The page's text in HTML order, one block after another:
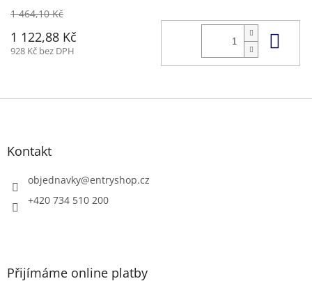
1 464,10 Kč
1 122,88 Kč
928 Kč bez DPH
Z
Kontakt
objednavky@entryshop.cz
+420 734 510 200
Přijímáme online platby